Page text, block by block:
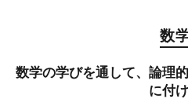
数
数学の学びを通して、論理
に付